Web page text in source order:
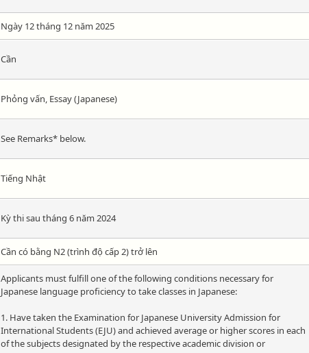
Ngày 12 tháng 12 năm 2025
Cần
Phỏng vấn, Essay (Japanese)
See Remarks* below.
Tiếng Nhật
Kỳ thi sau tháng 6 năm 2024
Cần có bằng N2 (trình độ cấp 2) trở lên
Applicants must fulfill one of the following conditions necessary for
Japanese language proficiency to take classes in Japanese:
1. Have taken the Examination for Japanese University Admission for
International Students (EJU) and achieved average or higher scores in each
of the subjects designated by the respective academic division or